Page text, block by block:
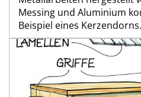
Messing und Aluminium
Beispiel eines